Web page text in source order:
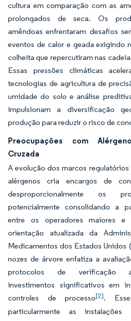
cultura em comparação com as
prolongados de seca. Os
amêndoas enfrentaram desafios
eventos de calor e geada exigindo
colheita que repercutiram nas
Essas pressões climáticas
tecnologias de agricultura de
umidade do solo e análise
impulsionam a diversificação
produção para reduzir o risco de
Preocupações com
Cruzada
A evolução dos marcos
alérgenos cria encargos de
desproporcionalmente os
potencialmente consolidando a
entre os operadores maiores
orientação atualizada da
Medicamentos dos Estados Unidos
nozes de árvore enfatiza a
protocolos de verificação
investimentos significativos em
controles de processo[2].
particularmente as